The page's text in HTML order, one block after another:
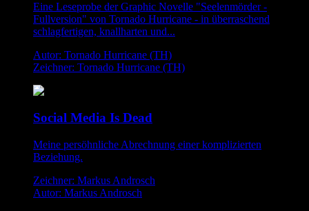
Eine Leseprobe der Graphic Novelle "Seelenmörder -
Fullversion" von Tornado Hurricane - in überraschend
schlagfertigen, knallharten und...
Autor: Tornado Hurricane (TH)
Zeichner: Tornado Hurricane (TH)
Social Media Is Dead
Meine persöhnliche Abrechnung einer komplizierten
Beziehung.
Zeichner: Markus Androsch
Autor: Markus Androsch